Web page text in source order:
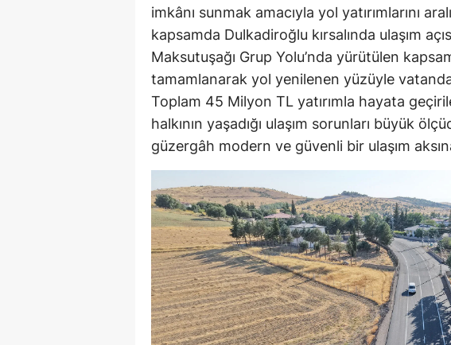
imkânı sunmak amacıyla yol yatırımlarını
kapsamda Dulkadiroğlu kırsalında ulaşım
Maksutuşağı Grup Yolu’nda yürütülen
tamamlanarak yol yenilenen yüzüyle
Toplam 45 Milyon TL yatırımla hayata
halkının yaşadığı ulaşım sorunları büyük
güzergâh modern ve güvenli bir ulaşım